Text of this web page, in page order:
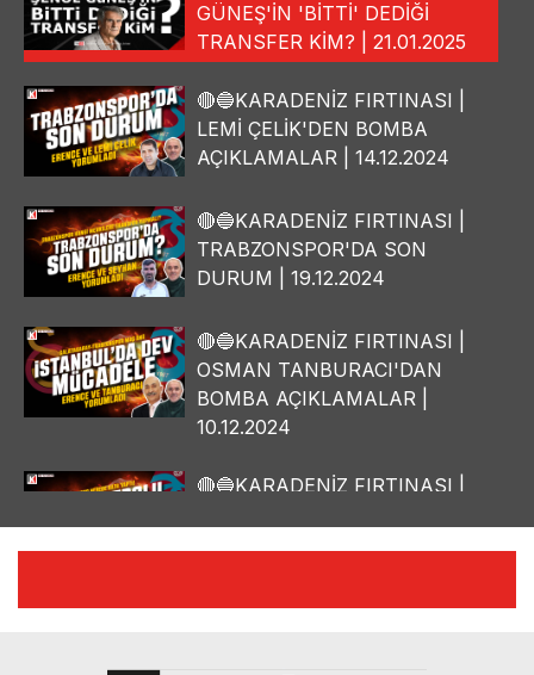
GÜNEŞ'İN 'BİTTİ' DEDİĞİ
TRANSFER KİM? | 21.01.2025
🔴🔵KARADENİZ FIRTINASI |
LEMİ ÇELİK'DEN BOMBA
AÇIKLAMALAR | 14.12.2024
🔴🔵KARADENİZ FIRTINASI |
TRABZONSPOR'DA SON
DURUM | 19.12.2024
🔴🔵KARADENİZ FIRTINASI |
OSMAN TANBURACI'DAN
BOMBA AÇIKLAMALAR |
10.12.2024
🔴🔵KARADENİZ FIRTINASI |
🔴🔵KARADENİZ FIRTINASI |